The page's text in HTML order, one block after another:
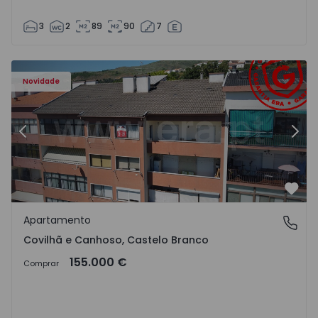
3 2 89 90 7
Novidade
- 18
Apartamento T2 Covilhã, Covilhã e Canhoso - 1497806 -
Anterior
Covilhã e Canhoso, Castelo Branco
Apartamento
Covilhã e Canhoso, Castelo Branco
Comprar 155.000 €